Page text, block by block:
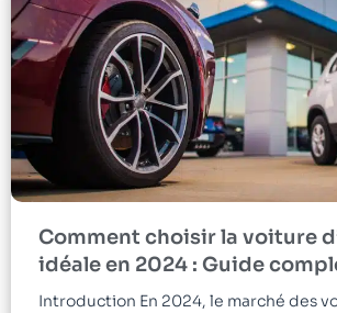
Comment choisir la voiture
idéale en 2024 : Guide
Introduction En 2024, le marché des